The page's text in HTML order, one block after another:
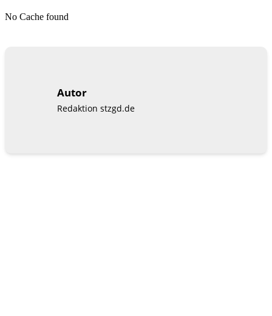
No Cache found
Autor
Redaktion stzgd.de